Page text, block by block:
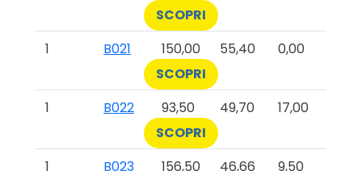
SCOPRI
1
B021 150,00 55,40
0,00
SCOPRI
1
B022 93,50 49,70
17,00
SCOPRI
1
B023 156,50 46,66
9,50